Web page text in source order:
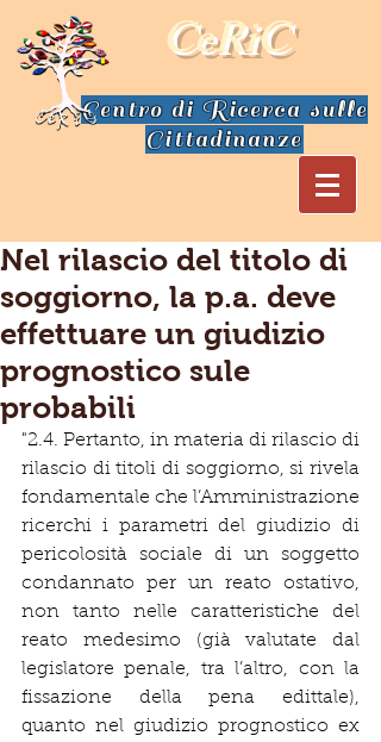
CeRiC
Centro di Ricerca sulle
Cittadinanze
Nel rilascio del titolo di
soggiorno, la p.a. deve
effettuare un giudizio
prognostico sule
probabili
"2.4. Pertanto, in materia di rilascio di
rilascio di titoli di soggiorno, si rivela
fondamentale che l’Amministrazione
ricerchi i parametri del giudizio di
pericolosità sociale di un soggetto
condannato per un reato ostativo,
non tanto nelle caratteristiche del
reato medesimo (già valutate dal
legislatore penale, tra l’altro, con la
fissazione della pena edittale),
quanto nel giudizio prognostico ex